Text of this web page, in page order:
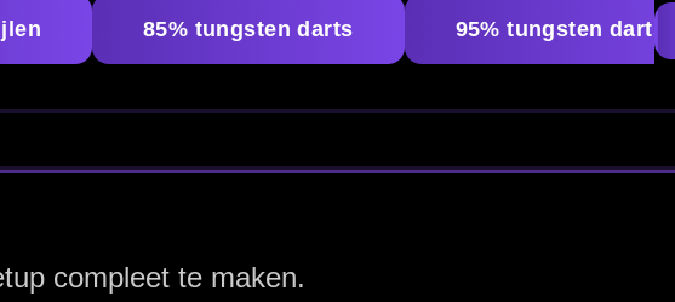
Dart Shafts
gewicht en speelstijl.